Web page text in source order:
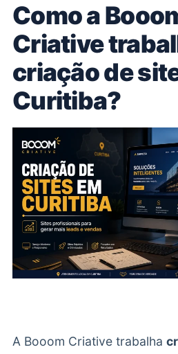
Como a
Criative
criação de
Curitiba?
A Booom Criative trabalha